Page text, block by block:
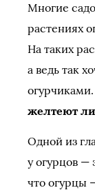
Многие
растениях
На таких
а ведь так
желтеют
Одной из
у огурцов —
что огурцы